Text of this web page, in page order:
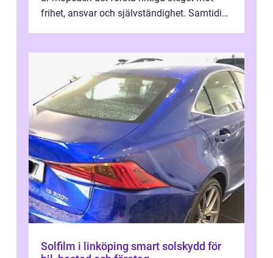
frihet, ansvar och självständighet. Samtidigt
Solfilm i linköping smart solskydd för